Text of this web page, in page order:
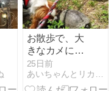
お散歩で、大
きなカメに遭
遇！
25日前